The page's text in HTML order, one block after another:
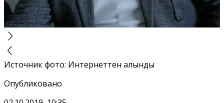
Источник фото: Интернеттен алынды
Опубликовано